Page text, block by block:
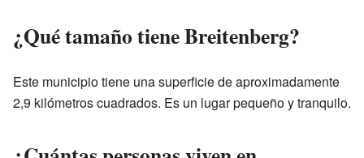
¿Qué tamaño tiene Breitenberg?
Este municipio tiene una superficie de aproximadamente
2,9 kilómetros cuadrados. Es un lugar pequeño y tranquilo.